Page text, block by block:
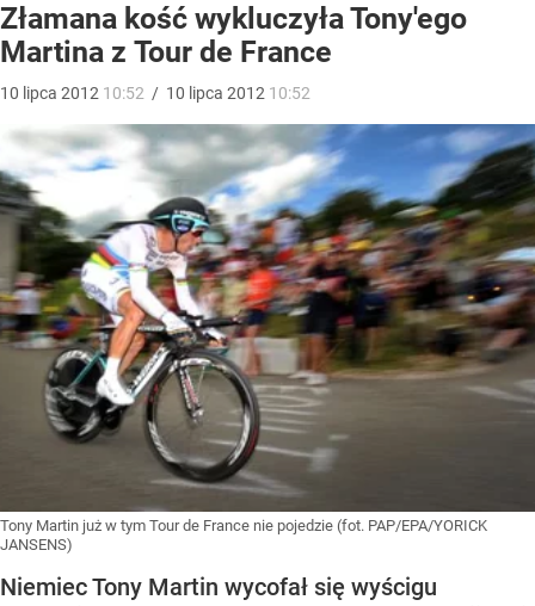
Złamana kość wykluczyła Tony'ego
Martina z Tour de France
10 lipca 2012 10:52 / 10 lipca 2012 10:52
Tony Martin już w tym Tour de France nie pojedzie (fot. PAP/EPA/YORICK
JANSENS)
Niemiec Tony Martin wycofał się wyścigu